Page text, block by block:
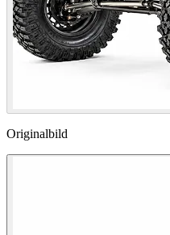
Originalbild